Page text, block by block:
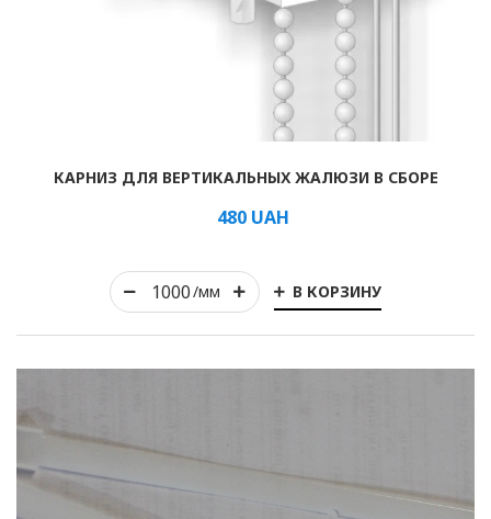
Римские
/мм В КОРЗИНУ
КАРНИЗ ДЛЯ ВЕРТИКАЛЬНЫХ ЖАЛЮЗИ В СБОРЕ
480 UAH